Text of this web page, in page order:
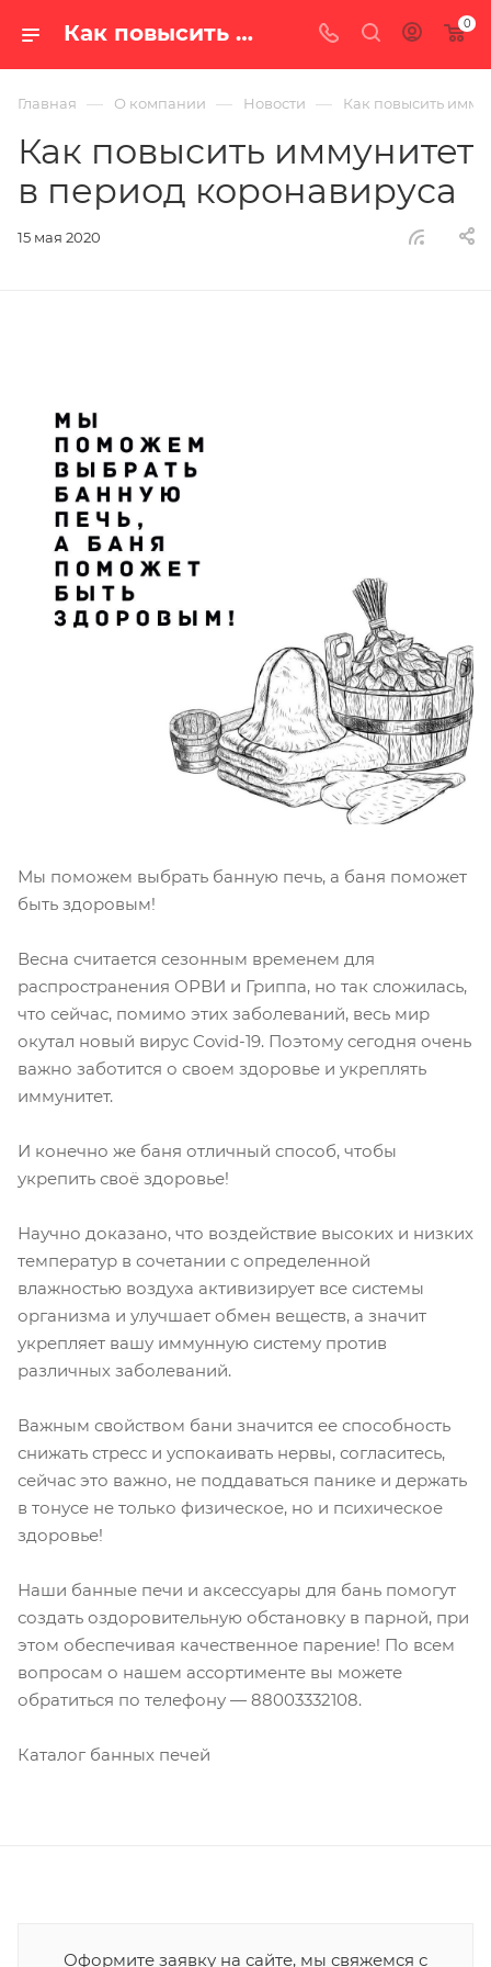
Как повысить иммунитет в период коронавируса — новости интернет-магазина «100 печей.ру» 0
Главная — О компании — Новости — Как повысить
Как повысить иммунитет
в период коронавируса
15 мая 2020
Мы поможем выбрать банную печь, а баня поможет
быть здоровым!
Весна считается сезонным временем для
распространения ОРВИ и Гриппа, но так сложилась,
что сейчас, помимо этих заболеваний, весь мир
окутал новый вирус Covid-19. Поэтому сегодня очень
важно заботится о своем здоровье и укреплять
иммунитет.
И конечно же баня отличный способ, чтобы
укрепить своё здоровье!
Научно доказано, что воздействие высоких и низких
температур в сочетании с определенной
влажностью воздуха активизирует все системы
организма и улучшает обмен веществ, а значит
укрепляет вашу иммунную систему против
различных заболеваний.
Важным свойством бани значится ее способность
снижать стресс и успокаивать нервы, согласитесь,
сейчас это важно, не поддаваться панике и держать
в тонусе не только физическое, но и психическое
здоровье!
Наши банные печи и аксессуары для бань помогут
создать оздоровительную обстановку в парной, при
этом обеспечивая качественное парение! По всем
вопросам о нашем ассортименте вы можете
обратиться по телефону — 88003332108.
Каталог банных печей
Оформите заявку на сайте, мы свяжемся с